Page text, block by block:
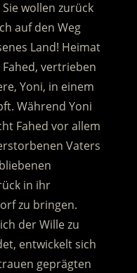
wollen zurück
auf den Weg
Land! Heimat
vertrieben
Yoni, in einem
Während Yoni
Fahed vor allem
Vaters
in ihr
zu bringen.
der Wille zu
entwickelt sich
geprägten